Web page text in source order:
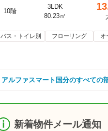
10階
3LDK
80.23㎡
バス・トイレ別 フローリング オ
アルファスマート国分のすべての
新着物件メール通知